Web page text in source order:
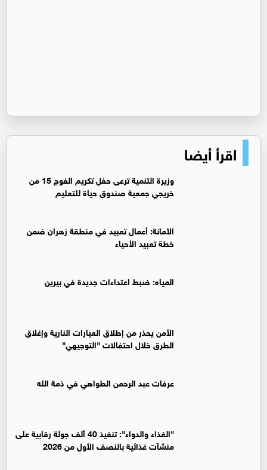
اقرأ أيضا
وزيرة التنمية ترعى حفل تكريم الفوج 15 من
خريجي جمعية صندوق حياة للتعليم
الأمانة: أعمال تعبيد في منطقة زهران ضمن
خطة تعبيد الأحياء
المياه: ضبط اعتداءات جديدة في بيرين
الأمن يحذر من إطلاق العيارات النارية وإغلاق
الطرق خلال احتفالات "التوجيهي"
عرفات عبد الرحمن الطواهي في ذمة الله
"الغذاء والدواء": تنفيذ 40 ألف جولة رقابية على
منشآت غذائية بالنصف الأول من 2026